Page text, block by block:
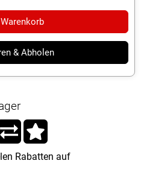
& Abholen
Rabatten auf